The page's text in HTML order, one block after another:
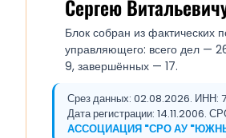
Сергею
Блок собран из фактических
управляющего: всего дел —
9, завершённых — 17.
Срез данных: 02.08.2026. ИНН:
Дата регистрации: 14.11.2006.
АССОЦИАЦИЯ "СРО АУ